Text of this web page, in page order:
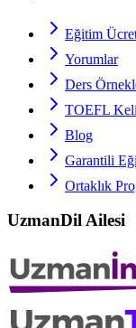
Eğitim
Yorumlar
Ders
TOEFL
Blog
Garantili
Ortaklık
UzmanDil Ailesi